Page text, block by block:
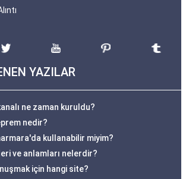
YAZILAR
ne zaman kuruldu?
nedir?
kullanabilir miyim?
ve anlamları nelerdir?
için hangi site?